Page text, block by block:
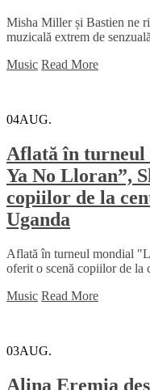
Misha Miller și Bastien ne
muzicală extrem de
Music Read More
04AUG.
Aflată în turneul
Ya No Lloran”,
copiilor de la
Uganda
Aflată în turneul mondial
oferit o scenă copiilor de la
Music Read More
03AUG.
Alina Eremia